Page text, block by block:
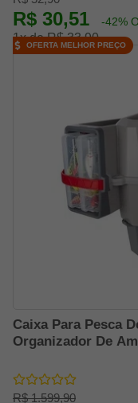
R$ 30,51 -42%
1x de R$ 33,90
Caixa Para Pesca
Organizador De
R$ 1.599,90
OFERTA MELHOR PREÇO